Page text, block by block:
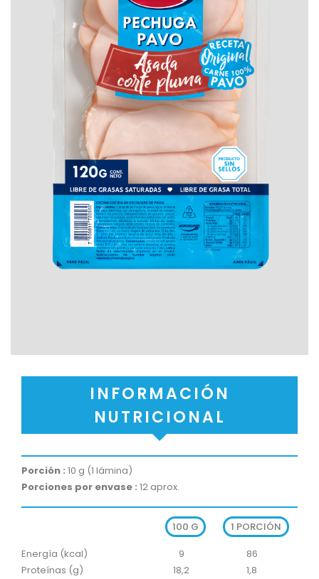
INFORMACIÓN
NUTRICIONAL
Porción : 10 g (1 lámina)
Porciones por envase : 12 aprox.
100 G
1 PORCIÓN
Energía (kcal)
9
86
Proteínas (g)
18,2
1,8